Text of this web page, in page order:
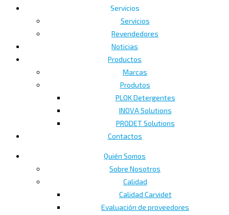
Servicios
Servicios
Revendedores
Noticias
Productos
Marcas
Produtos
PLOK Detergentes
INOVA Solutions
PRODET Solutions
Contactos
Quién Somos
Sobre Nosotros
Calidad
Calidad Carvidet
Evaluación de proveedores